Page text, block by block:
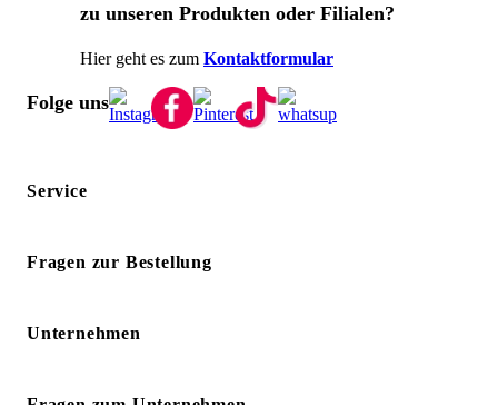
zu unseren Produkten oder Filialen?
Hier geht es zum Kontaktformular
Folge uns
Service
Fragen zur Bestellung
Unternehmen